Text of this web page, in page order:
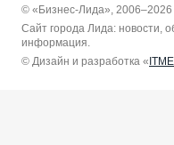
© «Бизнес-Лида», 2006–2026
Сайт города Лида: новости,
информация.
© Дизайн и разработка «